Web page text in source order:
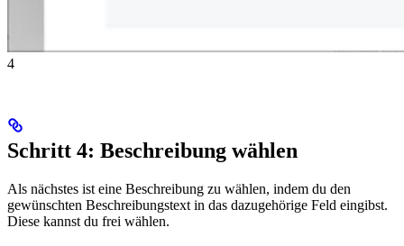
4
Schritt 4: Beschreibung wählen
Als nächstes ist eine Beschreibung zu wählen, indem du den
gewünschten Beschreibungstext in das dazugehörige Feld eingibst.
Diese kannst du frei wählen.